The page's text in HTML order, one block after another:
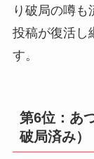
り破局の噂も
投稿が復活し
す。
第6位：あ
破局済み）